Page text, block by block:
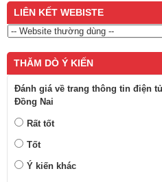
LIÊN KẾT WEBISTE
THĂM DÒ Ý KIẾN
Đánh giá về trang thông tin điện
Đồng Nai
Rất tốt
Tốt
Ý kiến khác